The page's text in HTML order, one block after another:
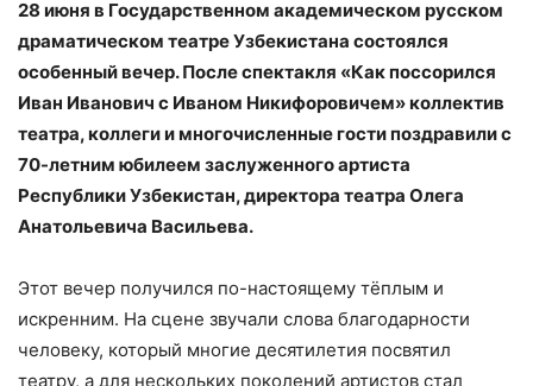
28 июня в Государственном академическом русском
драматическом театре Узбекистана состоялся
особенный вечер. После спектакля «Как поссорился
Иван Иванович с Иваном Никифоровичем» коллектив
театра, коллеги и многочисленные гости поздравили с
70-летним юбилеем заслуженного артиста
Республики Узбекистан, директора театра Олега
Анатольевича Васильева.
Этот вечер получился по-настоящему тёплым и
искренним. На сцене звучали слова благодарности
человеку, который многие десятилетия посвятил
театру, а для нескольких поколений артистов стал